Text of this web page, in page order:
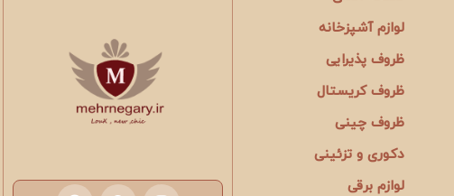
لوازم آشپزخانه
ظروف پذیرایی
ظروف کریستال
ظروف چینی
دکوری و تزئینی
لوازم برقی